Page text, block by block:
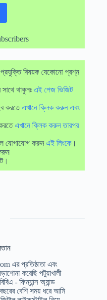
বিষয়ক যেকোনো প্রশ্ন
থাকুনঃ এই পেজ ভিজিট
করতেএখানে ক্লিক করুন এবং
এখানে ক্লিক করুন তারপর
যোগাযোগ করুন এই লিংকে ।
এর প্রতিষ্ঠাতা এবং
করেছি পটুয়াখালী
- ফিন্যান্স অ্যান্ড
বেশি সময় ধরে আমি